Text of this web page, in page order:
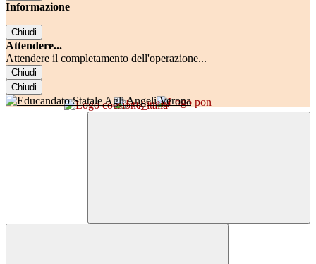
Informazione
Chiudi
Attendere...
Attendere il completamento dell'operazione...
Chiudi
Chiudi